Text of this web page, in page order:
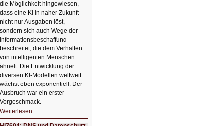
die Möglichkeit hingewiesen,
dass eine KI in naher Zukunft
nicht nur Ausgaben löst,
sondern sich auch Wege der
Informationsbeschaffung
beschreitet, die dem Verhalten
von intelligenten Menschen
ähnelt. Die Entwicklung der
diversen KI-Modellen weltweit
wächst eben exponentiell. Der
Ausbruch war ein erster
Vorgeschmack.
Weiterlesen …
Der
Ausbruch